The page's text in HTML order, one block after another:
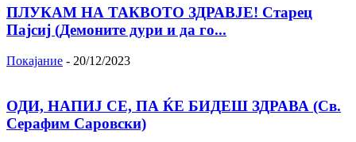
ПЛУКАМ НА ТАКВОТО ЗДРАВЈЕ! Старец
Пајсиј (Демоните дури и да го...
Покајание - 20/12/2023
ОДИ, НАПИЈ СЕ, ПА ЌЕ БИДЕШ ЗДРАВА (Св.
Серафим Саровски)